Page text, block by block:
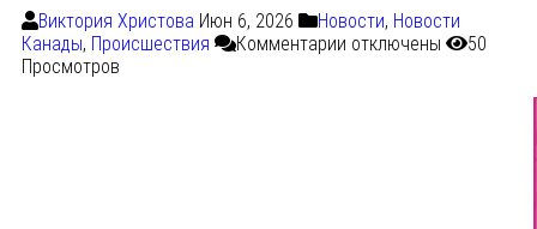
Виктория Христова Июн 6, 2026 Новости, Новости
Канады, Происшествия Комментарии отключены
50
Просмотров